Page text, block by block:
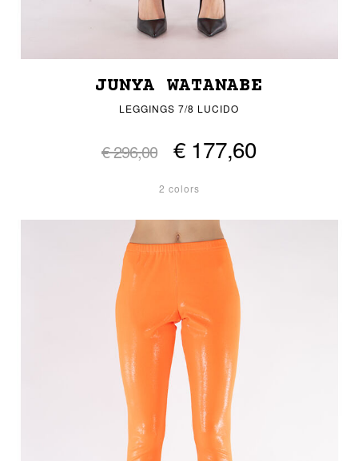
JUNYA WATANABE
LEGGINGS 7/8 LUCIDO
€ 296,00 € 177,60
2 colors